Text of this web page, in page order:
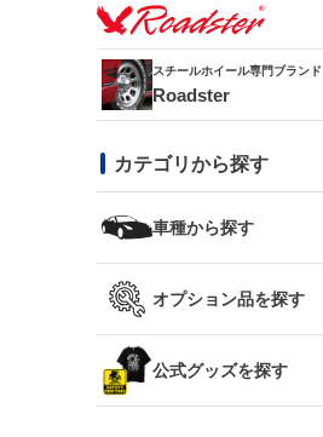
雷神(S15)
龍神(チェイサー)
レーシングライン
アタックライン
ストリームライン
スタイリッシュライン
ブラッシュフェンダー
コンバットアイ
GTウイング
リアウイング
ルーフウイング
ボンネット
MUD-SR7
MUD-S7
ボンネット
フェンダー
サイドパーツ
エアロシリーズ
LUX MODEL SP
LUX MODEL
RUGGER MODEL
GROUND MODEL
PHANTOM LIP
オーバーフェンダー
リアウイング
スムージングバンパー
ワイパーガード
内装パーツ
スチールホイール専門ブランド
Roadster
DAYTONA-RS
DAYTONA-RS NEO
まつど家 鉄漢
まつど家 鉄心
カテゴリから探す
車種から探す
トヨタ
シルビア S13
スズキ
オプション品を探す
GTウイング用ラダー
公式グッズを探す